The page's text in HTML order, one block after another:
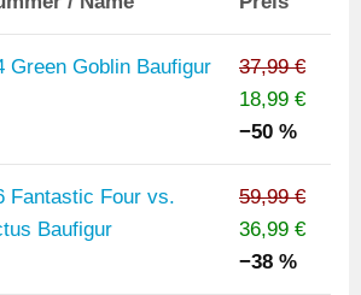
Green Goblin Baufigur
37,99 €
18,99 €
−50 %
Fantastic Four vs.
Baufigur
59,99 €
36,99 €
−38 %